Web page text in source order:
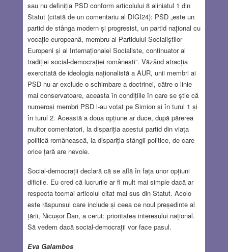
sau nu definiția PSD conform articolului 8 aliniatul 1 din
Statut (citată de un comentariu al DIGI24): PSD „este un
partid de stânga modern și progresist, un partid național cu
vocație europeană, membru al Partidului Socialiștilor
Europeni și al Internaționalei Socialiste, continuator al
tradiției social-democrației românești”. Văzând atracția
exercitată de ideologia naționalistă a AUR, unii membri ai
PSD nu ar exclude o schimbare a doctrinei, către o linie
mai conservatoare, aceasta în condițiile în care se știe că
numeroși membri PSD l-au votat pe Simion și în turul 1 și
în turul 2. Această a doua opțiune ar duce, după părerea
multor comentatori, la dispariția acestui partid din viața
politică românească, la dispariția stângii politice, de care
orice țară are nevoie.
Social-democrații declară că se află în fața unor opțiuni
dificile. Eu cred că lucrurile ar fi mult mai simple dacă ar
respecta tocmai articolul citat mai sus din Statut. Acolo
este răspunsul care include și ceea ce noul președinte al
țării, Nicușor Dan, a cerut: prioritatea interesului național.
Să vedem dacă social-democrații vor face pasul.
Eva Galambos